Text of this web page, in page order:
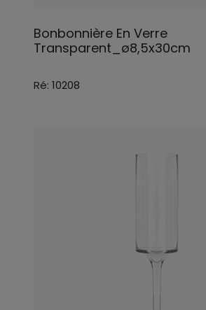
Bonbonnière En Verre
Transparent_ø8,5x30cm
Ré: 10208